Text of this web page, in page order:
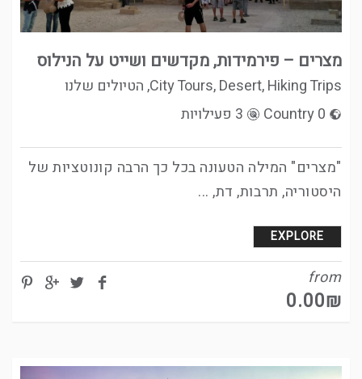
מצרים – פירמידות, מקדשים ושייט על הנילוס
City Tours,Desert,Hiking Trips
,הטיולים שלנו
0 Country
3 פעילויות
"מצרים" המילה הטעונה בכל כך הרבה קונוטציות של
היסטוריה, תרבות, דת, ...
EXPLORE
from
0.00₪